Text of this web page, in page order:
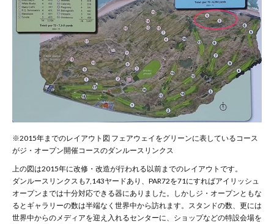
※2015年までのレイアウト図 フェアウェイをグリーンに表しているコース
がジ・オープン開催コースのダンルースリンクス
上の図は2015年に改修・改造が行われる以前までのレイアウトです。
ダンルースリンクスも7,143ヤードあり、PAR72を71にすればアイリッシュ
オープンまでは十分対応できる器にありました。しかしジ・オープンともな
るとギャラリーの数は半端なく世界中から訪れます。スタンドの数、更には
世界中からのメディアを迎え入れるセンターに、ショップなどの特設会場を